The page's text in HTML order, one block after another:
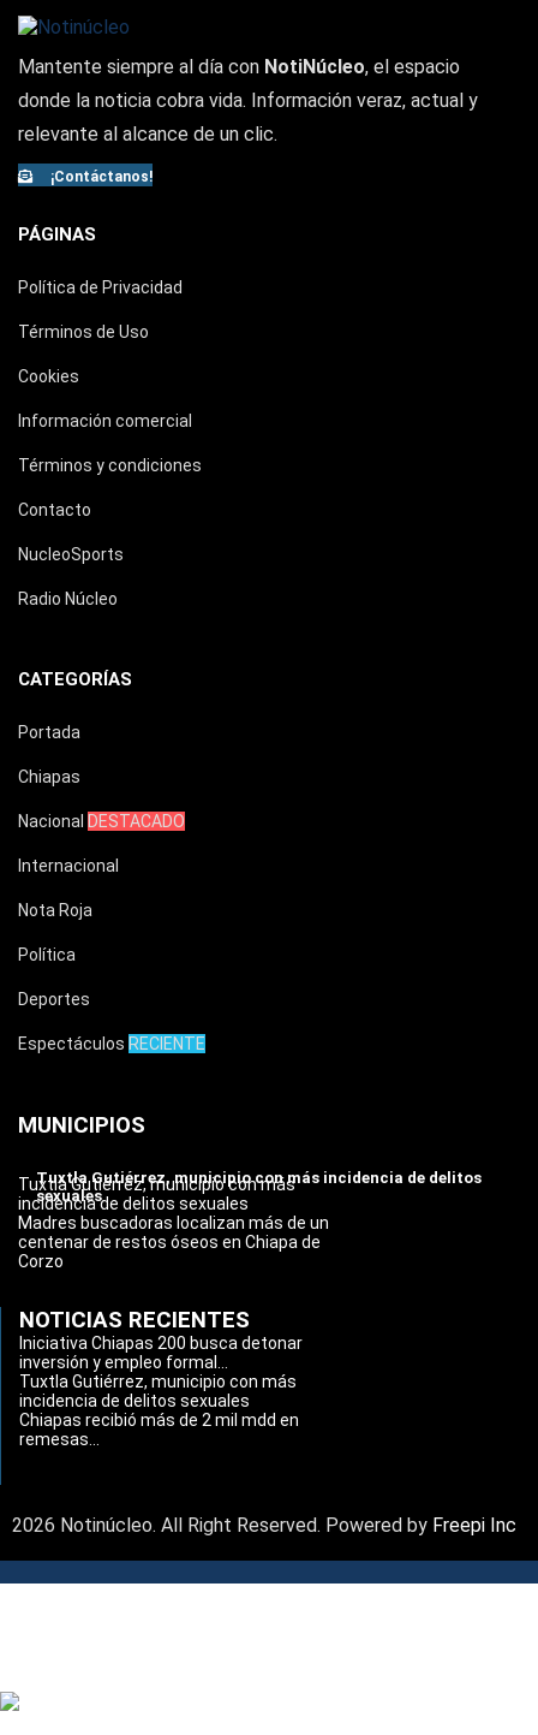
Mantente siempre al día con NotiNúcleo, el espacio
donde la noticia cobra vida. Información veraz, actual y
relevante al alcance de un clic.
¡Contáctanos!
PÁGINAS
Política de Privacidad
Términos de Uso
Cookies
Información comercial
Términos y condiciones
Contacto
NucleoSports
Radio Núcleo
CATEGORÍAS
Portada
Chiapas
Nacional DESTACADO
Internacional
Nota Roja
Política
Deportes
Espectáculos RECIENTE
MUNICIPIOS
Tuxtla Gutiérrez, municipio con más incidencia de delitos
sexuales
Tuxtla Gutiérrez, municipio con más
incidencia de delitos sexuales
Madres buscadoras localizan más de un
centenar de restos óseos en Chiapa de
Corzo
NOTICIAS RECIENTES
Iniciativa Chiapas 200 busca detonar
inversión y empleo formal...
Tuxtla Gutiérrez, municipio con más
incidencia de delitos sexuales
Chiapas recibió más de 2 mil mdd en
remesas...
2026 Notinúcleo. All Right Reserved. Powered by Freepi Inc